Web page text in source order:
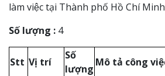
làm việc tại Thành phố Hồ Chí
Số lượng : 4
Stt Vị trí
Số
lượng
Mô tả công